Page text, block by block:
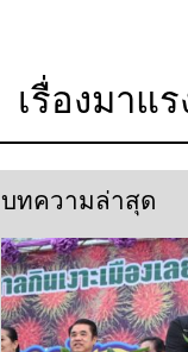
เรื่องมาแ
บทความล่าสุด